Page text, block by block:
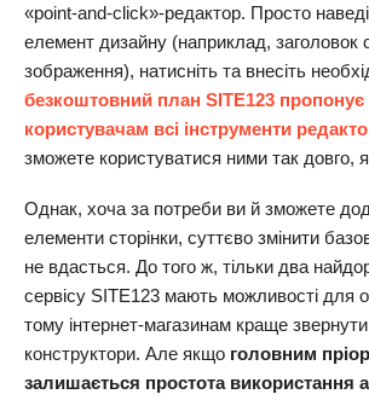
«point-and-click»-редактор. Просто
елемент дизайну (наприклад, заголовок
зображення), натисніть та внесіть
безкоштовний план SITE123 пропонує
користувачам всі інструменти
зможете користуватися ними так довго,
Однак, хоча за потреби ви й зможете
елементи сторінки, суттєво змінити
не вдасться. До того ж, тільки два
сервісу SITE123 мають можливості для
тому інтернет-магазинам краще звернути
конструктори. Але якщо головним
залишається простота використання